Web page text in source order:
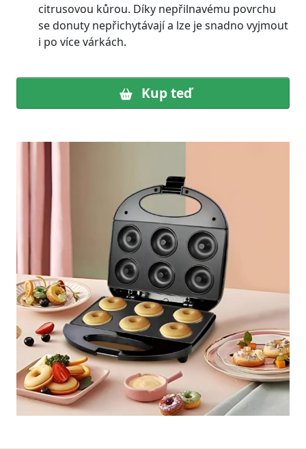
citrusovou kůrou. Díky nepřilnavému povrchu
se donuty nepřichytávají a lze je snadno vyjmout
i po více várkách.
Kup teď